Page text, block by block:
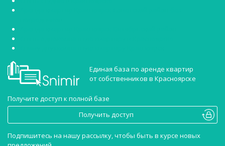
Единая база по аренде квартир
от собственников в Красноярске
Получите доступ к полной базе
Получить доступ
Подпишитесь на нашу рассылку, чтобы быть в курсе новых